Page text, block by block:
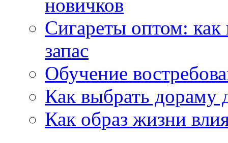
новичков
Сигареты оптом:
запас
Обучение
Как выбрать дораму
Как образ жизни